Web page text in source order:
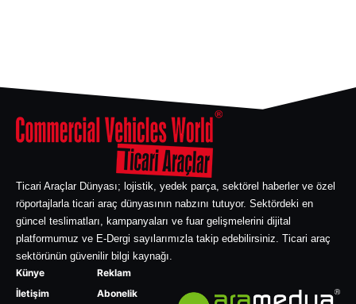
Ticari Araçlar Dünyası; lojistik, yedek parça, sektörel haberler ve özel
röportajlarla ticari araç dünyasının nabzını tutuyor. Sektördeki en
güncel teslimatları, kampanyaları ve fuar gelişmelerini dijital
platformumuz ve E-Dergi sayılarımızla takip edebilirsiniz. Ticari araç
sektörünün güvenilir bilgi kaynağı.
Künye
İletişim
Reklam
Abonelik